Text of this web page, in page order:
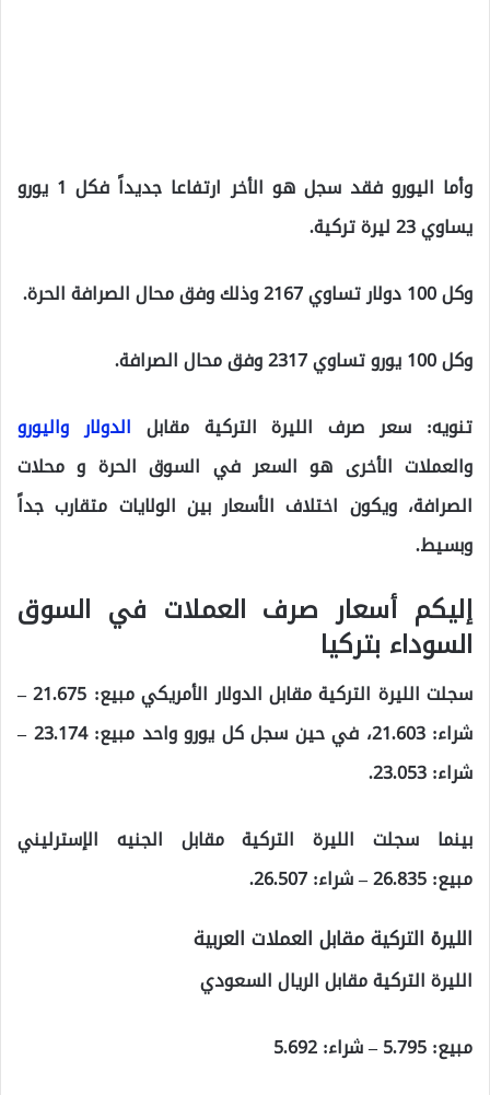
وأما اليورو فقد سجل هو الأخر ارتفاعا جديداً فكل 1 يورو
يساوي 23 ليرة تركية.
وكل 100 دولار تساوي 2167 وذلك وفق محال الصرافة الحرة.
وكل 100 يورو تساوي 2317 وفق محال الصرافة.
تنويه: سعر صرف الليرة التركية مقابل الدولار واليورو
والعملات الأخرى هو السعر في السوق الحرة و محلات
الصرافة، ويكون اختلاف الأسعار بين الولايات متقارب جداً
وبسيط.
إليكم أسعار صرف العملات في السوق
السوداء بتركيا
سجلت الليرة التركية مقابل الدولار الأمريكي مبيع: 21.675
–
شراء:21.603، في حين سجل كل يورو واحد مبيع:23.174
–
شراء:23.053
.
بينما سجلت الليرة التركية مقابل الجنيه الإسترليني
مبيع:26.835– شراء:26.507
.
الليرة التركية مقابل العملات العربية
الليرة التركية مقابل الريال السعودي
مبيع:5.795– شراء:5.692